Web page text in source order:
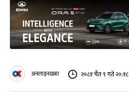
अनलाइनखबर २०८१ चैत ९ गते २०:१८